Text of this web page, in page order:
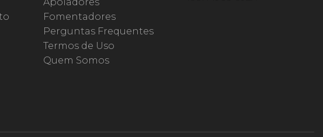
Fomentadores
Perguntas Frequentes
Termos de Uso
Quem Somos